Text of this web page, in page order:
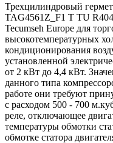
Трехцилиндровый
TAG4561Z_F1 T TU
Tecumseh Europe для
высокотемпературных
кондиционирования
установленной
от 2 кВт до 4,4 кВт.
данного типа
работе они требуют
с расходом 500 - 700
реле, отключающее
температуры обмотки
обмотке статора